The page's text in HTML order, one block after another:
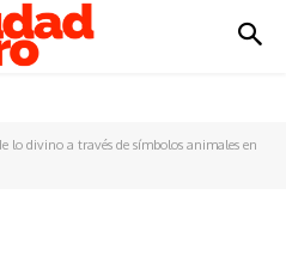
lo divino a través de símbolos animales en